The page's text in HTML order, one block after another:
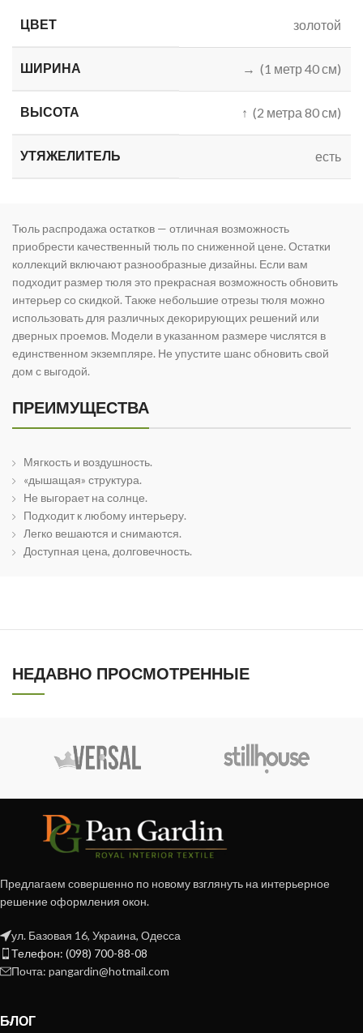
ЦВЕТ золотой
ШИРИНА → (1 метр 40 см)
ВЫСОТА ↑ (2 метра 80 см)
УТЯЖЕЛИТЕЛЬ есть
Тюль распродажа остатков — отличная возможность
приобрести качественный тюль по сниженной цене. Остатки
коллекций включают разнообразные дизайны. Если вам
подходит размер тюля это прекрасная возможность обновить
интерьер со скидкой. Также небольшие отрезы тюля можно
использовать для различных декорирующих решений или
дверных проемов. Модели в указанном размере числятся в
единственном экземпляре. Не упустите шанс обновить свой
дом с выгодой.
ПРЕИМУЩЕСТВА
Мягкость и воздушность.
«дышащая» структура.
Не выгорает на солнце.
Подходит к любому интерьеру.
Легко вешаются и снимаются.
Доступная цена, долговечность.
НЕДАВНО ПРОСМОТРЕННЫЕ
Предлагаем совершенно по новому взглянуть на интерьерное
решение оформления окон.
ул. Базовая 16, Украина, Одесса
Телефон: (098) 700-88-08
Почта: pangardin@hotmail.com
БЛОГ